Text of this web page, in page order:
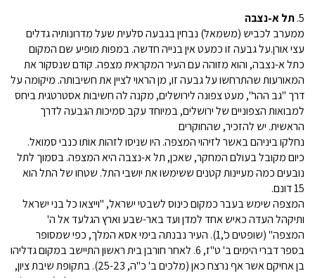
5. תל א-נצבה
ממערב לכביש (משמאל) נבחין בגבעה סלעית שעל מדרונותיה גדלים
עצי אורן.על גבעה זו כמעט אין בנייה חדשה. במפות מופיע שם המקום
כתל א-נצבה, והוא מזוהה עם העיר המקראית מצפה. קודם שנסקור את
המאורעות שהתרחשו על גבעה זו, מן הראוי לציין את חשיבותה. מיקומה על
דרך "גב ההר", מעט צפונה לירושלים, מקנה לה חשיבות אסטרטגית ביחס
למבואות הצפוניים של ירושלים, במיוחד עקב סמיכות הגבעה לדרך
הראשית. יש להזכיר, שהחוקרים
נחלקו ביניהם באשר לזיהוי המצפה. היו שניסו לזהות אותו כנבי סמואל.
כיום מקובל בעולם המחקר, שאכן, תל א-נצבה היא המצפה. בסמוך לתל
נובעים כמה מעיינות קטנים ששימשו את יושבי התל. שטחו של התל הוא
15 דונם.
המצפה שימש בעבר כמקום כינוס לשבטי ישראל, "וייצאו כל בני ישראל
ותיקהל העדה כאיש אחד למדן ועד באר-שבע וארץ הגלעד אל ה'
המצפה" (שופטים כ',1). העיר נבנתה בימי אסא המלך, כפי שמסופר
בספר דברי הימים ב' ט"ז, 6. לאחר חורבן בית ראשון התיישב במקום גדליהו
בן אחיקם אשר אף נרצח כאן (מלכים ב' כ"ה, 25-23). בתקופת שיבת ציון,